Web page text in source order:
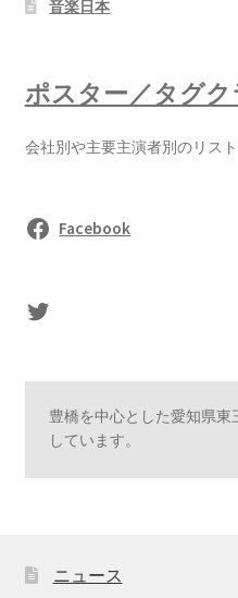
音楽日本
ポスター／タグク
会社別や主要主演者別のリスト
Facebook
sasaki's Twitter
豊橋を中心とした愛知県
しています。
ニュース